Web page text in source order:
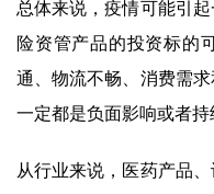
总体来说，疫情可能引
险资管产品的投资标的
通、物流不畅、消费需
一定都是负面影响或者持
从行业来说，医药产品